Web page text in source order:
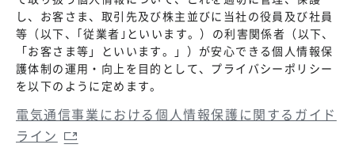
し、お客さま、取引先及び株主並びに当社の役員及び社員
等（以下、｢従業者｣といいます。）の利害関係者（以下、
「お客さま等」といいます。」）が安心できる個人情報保
護体制の運用・向上を目的として、プライバシーポリシー
を以下のように定めます。
電気通信事業における個人情報保護に関するガイド
ライン